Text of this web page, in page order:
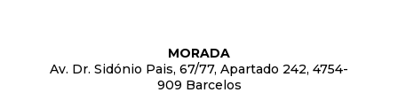
MORADA
Av. Dr. Sidónio Pais, 67/77, Apartado 242, 4754-
909 Barcelos